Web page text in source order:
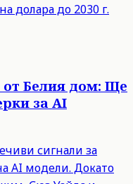
долара до 2030 г.
Белия дом: Ще
за AI
сигнали за
AI модели. Докато